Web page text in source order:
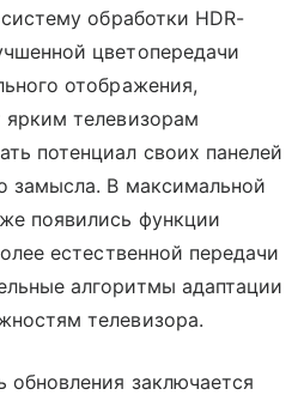
обработки HDR-
цветопередачи
отображения,
ярким телевизорам
потенциал своих панелей
замысла. В максимальной
появились функции
естественной передачи
алгоритмы адаптации
телевизора.
заключается